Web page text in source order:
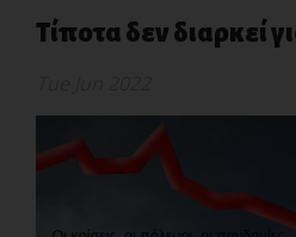
Τίποτα δεν διαρκεί